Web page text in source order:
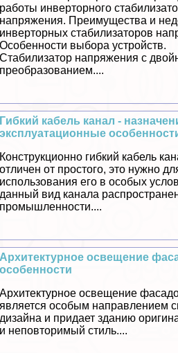
работы инверторного
напряжения. Преимущества и
инверторных стабилизаторов
Особенности выбора устройств.
Стабилизатор напряжения с
преобразованием....
Гибкий кабель канал -
эксплуатационные
Конструкционно гибкий кабель
отличен от простого, это нужно
использования его в особых
данный вид канала
промышленности....
Архитектурное освещение
особенности
Архитектурное освещение
является особым направлением
дизайна и придает зданию
и неповторимый стиль....